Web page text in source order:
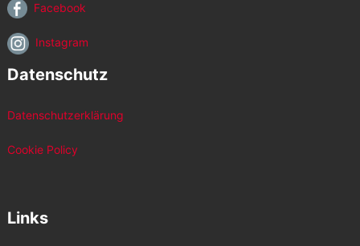
Facebook
Instagram
Datenschutz
Datenschutzerklärung
Cookie Policy
Links